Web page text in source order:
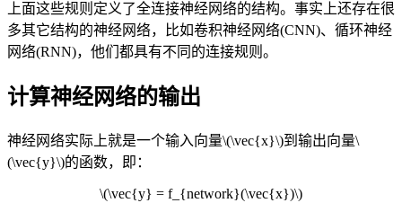
上面这些规则定义了全连接神经网络的结构。事实上还存在很
多其它结构的神经网络，比如卷积神经网络(CNN)、循环神经
网络(RNN)，他们都具有不同的连接规则。
计算神经网络的输出
神经网络实际上就是一个输入向量\(\vec{x}\)到输出向量\
(\vec{y}\)的函数，即：
\(\vec{y} = f_{network}(\vec{x})\)